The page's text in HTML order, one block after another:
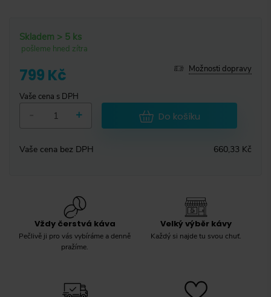
Skladem > 5 ks
pošleme hned zítra
799 Kč
Vaše cena s DPH
Možnosti dopravy
+ Do košíku
Vaše cena bez DPH 660,33 Kč
Vždy čerstvá káva
Pečlivě ji pro vás vybíráme a denně
pražíme.
Velký výběr kávy
Každý si najde tu svou chuť.